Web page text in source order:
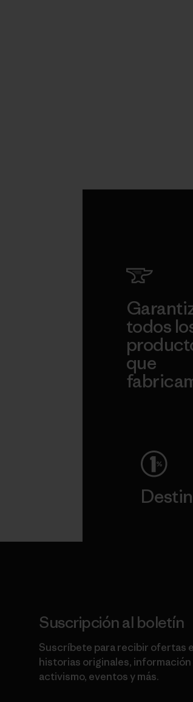
todos
que
Suscripción al boletín
Suscríbete para recibir ofertas
historias originales,
activismo, eventos y más.